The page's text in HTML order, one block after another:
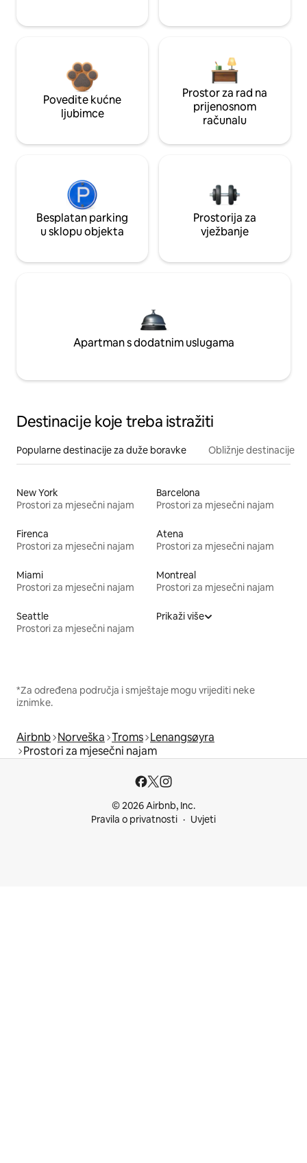
Povedite kućne
ljubimce
Prostor za rad na
prijenosnom
računalu
Besplatan parking
u sklopu objekta
Prostorija za
vježbanje
Apartman s dodatnim uslugama
Destinacije koje treba istražiti
Popularne destinacije za duže boravke Obližnje destinacije
New York
Prostori za mjesečni najam
Barcelona
Prostori za mjesečni najam
Firenca
Prostori za mjesečni najam
Atena
Prostori za mjesečni najam
Miami
Prostori za mjesečni najam
Montreal
Prostori za mjesečni najam
Seattle
Prostori za mjesečni najam
Prikaži više
*Za određena područja i smještaje mogu vrijediti neke
iznimke.
Airbnb Norveška Troms Lenangsøyra
Prostori za mjesečni najam
© 2026 Airbnb, Inc.
Pravila o privatnosti
Uvjeti